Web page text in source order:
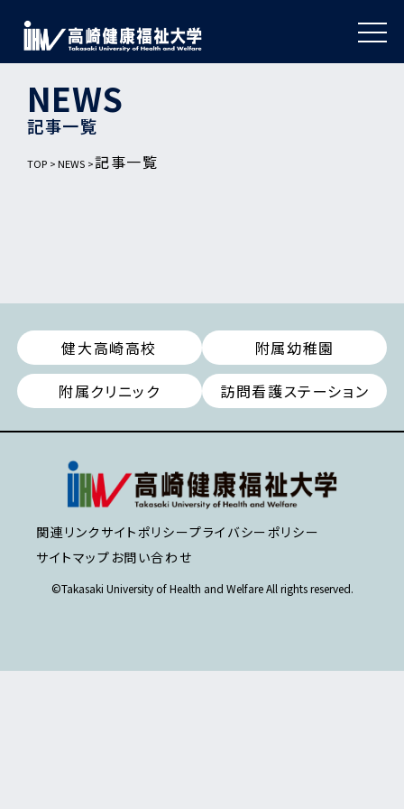
NEWS
記事一覧
TOP NEWS 記事一覧
健大高崎高校
附属幼稚園
附属クリニック
訪問看護ステーション
関連リンク サイトポリシープライバシーポリシー
サイトマップ お問い合わせ
©Takasaki University of Health and Welfare All rights reserved.